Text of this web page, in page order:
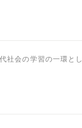
社会の学習の一環と